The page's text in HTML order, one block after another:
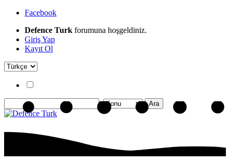
Facebook
Defence Turk forumuna hoşgeldiniz.
Giriş Yap
Kayıt Ol